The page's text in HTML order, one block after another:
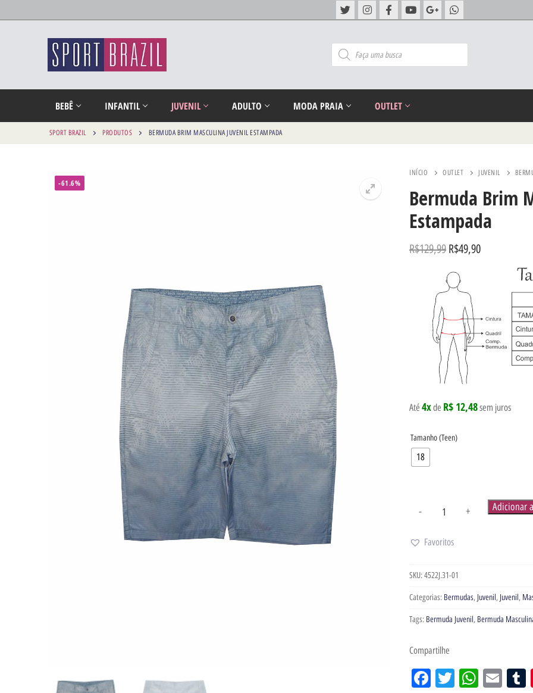
BEBÊ INFANTIL JUVENIL ADULTO MODA PRAIA OUTLET
SPORT BRAZIL PRODUTOS BERMUDA BRIM MASCULINA JUVENIL ESTAMPADA
-61.6%
INÍCIO OUTLET JUVENIL
Bermuda Brim
Estampada
R$129,99 R$49,90
Até 4xde R$ 12,48sem juros
Tamanho (Teen)
18
- + Adicionar
Favoritos
SKU:4522J.31-01
Categorias: Bermudas, Juvenil, Juvenil,
Tags: Bermuda Juvenil, Bermuda
Compartilhe
Facebook
Twitter